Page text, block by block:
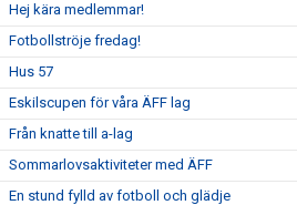
Hej kära medlemmar!
Fotbollströje fredag!
Hus 57
Eskilscupen för våra ÄFF lag
Från knatte till a-lag
Sommarlovsaktiviteter med ÄFF
En stund fylld av fotboll och glädje